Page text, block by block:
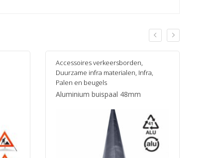
Accessoires verkeersborden,
Duurzame infra materialen, Infra,
Palen en beugels
Aluminium buispaal 48mm